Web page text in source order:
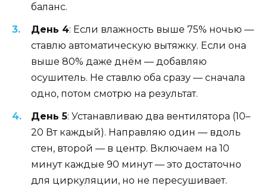
баланс.
День 4: Если влажность выше 75% ночью —
ставлю автоматическую вытяжку. Если она
выше 80% даже днём — добавляю
осушитель. Не ставлю оба сразу — сначала
одно, потом смотрю на результат.
День 5: Устанавливаю два вентилятора (10–
20 Вт каждый). Направляю один — вдоль
стен, второй — в центр. Включаем на 10
минут каждые 90 минут — это достаточно
для циркуляции, но не пересушивает.